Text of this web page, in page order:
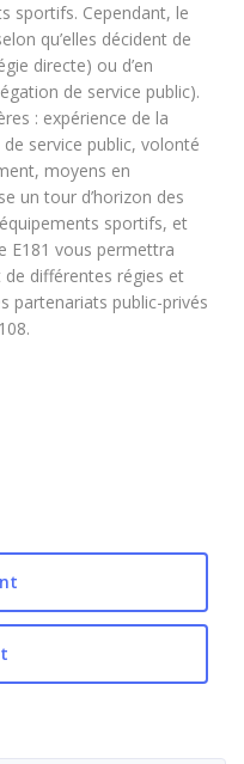
sportifs. Cependant, le
qu’elles décident de
directe) ou d’en
de service public).
: expérience de la
service public, volonté
moyens en
un tour d’horizon des
sportifs, et
E181 vous permettra
de différentes régies et
partenariats public-privés